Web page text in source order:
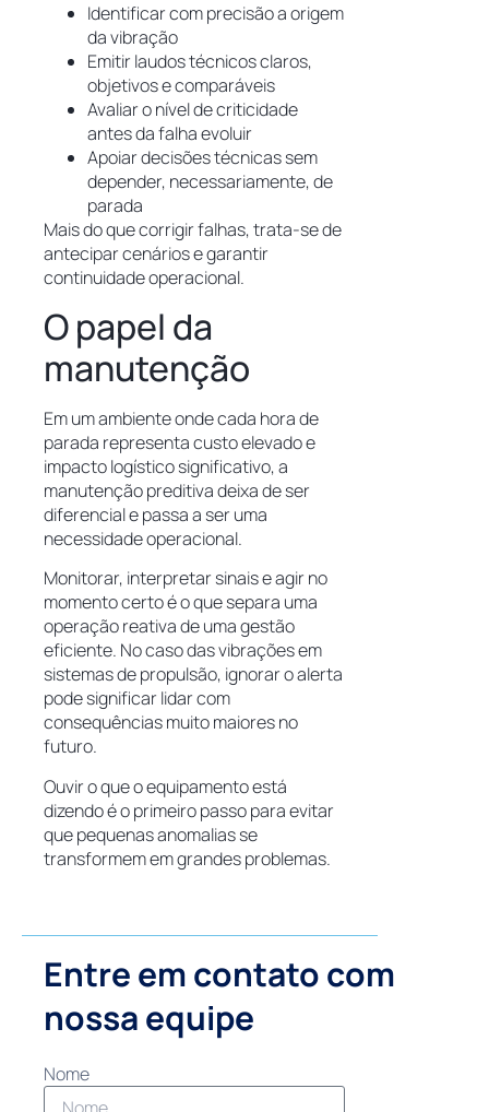
Identificar com precisão a origem
da vibração
Emitir laudos técnicos claros,
objetivos e comparáveis
Avaliar o nível de criticidade
antes da falha evoluir
Apoiar decisões técnicas sem
depender, necessariamente, de
parada
Mais do que corrigir falhas, trata-se de
antecipar cenários e garantir
continuidade operacional.
O papel da
manutenção
Em um ambiente onde cada hora de
parada representa custo elevado e
impacto logístico significativo, a
manutenção preditiva deixa de ser
diferencial e passa a ser uma
necessidade operacional.
Monitorar, interpretar sinais e agir no
momento certo é o que separa uma
operação reativa de uma gestão
eficiente. No caso das vibrações em
sistemas de propulsão, ignorar o alerta
pode significar lidar com
consequências muito maiores no
futuro.
Ouvir o que o equipamento está
dizendo é o primeiro passo para evitar
que pequenas anomalias se
transformem em grandes problemas.
Entre em contato com
nossa equipe
Nome